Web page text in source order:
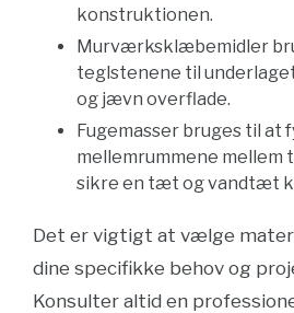
konstruktionen.
Murværksklæbemidler
teglstenene til
og jævn overflade.
Fugemasser bruges til at
mellemrummene mellem
sikre en tæt og vandtæt
Det er vigtigt at vælge
dine specifikke behov og
Konsulter altid en